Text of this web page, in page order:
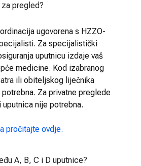
pregled?
ugovorena s HZZO-
Za specijalistički
uputnicu izdaje vaš
medicine. Kod izabranog
ili obiteljskog liječnika
Za privatne preglede
uputnica nije potrebna.
pročitajte ovdje.
A, B, C i D uputnice?